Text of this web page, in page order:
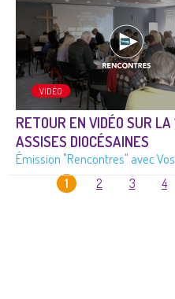
VIDÉO
RETOUR EN VIDÉO SUR
ASSISES DIOCÉSAINES
Émission "Rencontres" avec
1 2 3 4